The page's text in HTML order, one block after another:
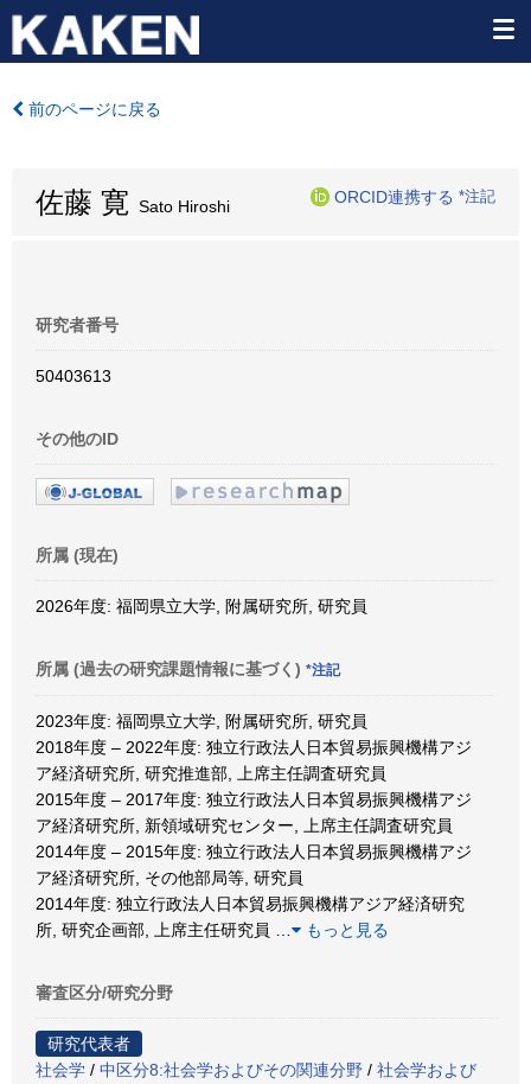
前のページに戻る
佐藤 寛 Sato Hiroshi
ORCID連携する *注記
研究者番号
50403613
その他のID
所属 (現在)
2026年度: 福岡県立大学, 附属研究所, 研究員
所属 (過去の研究課題情報に基づく) *注記
2023年度: 福岡県立大学, 附属研究所, 研究員
2018年度 – 2022年度: 独立行政法人日本貿易振興機構アジ
ア経済研究所, 研究推進部, 上席主任調査研究員
2015年度 – 2017年度: 独立行政法人日本貿易振興機構アジ
ア経済研究所, 新領域研究センター, 上席主任調査研究員
2014年度 – 2015年度: 独立行政法人日本貿易振興機構アジ
ア経済研究所, その他部局等, 研究員
2014年度: 独立行政法人日本貿易振興機構アジア経済研究
所, 研究企画部, 上席主任研究員
もっと見る
審査区分/研究分野
研究代表者
社会学 / 中区分8:社会学およびその関連分野 / 社会学および